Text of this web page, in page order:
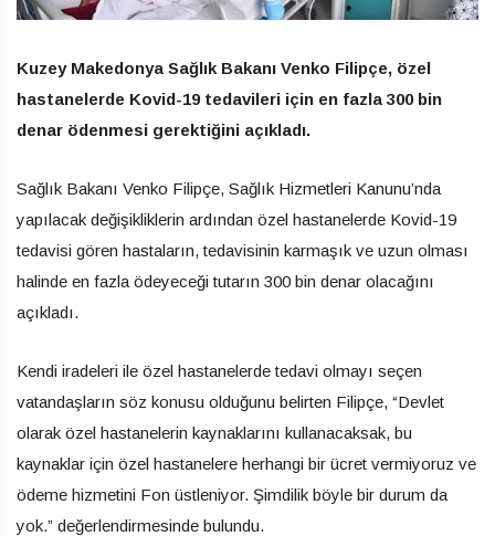
Kuzey Makedonya Sağlık Bakanı Venko Filipçe, özel
hastanelerde Kovid-19 tedavileri için en fazla 300 bin
denar ödenmesi gerektiğini açıkladı.
Sağlık Bakanı Venko Filipçe, Sağlık Hizmetleri Kanunu’nda
yapılacak değişikliklerin ardından özel hastanelerde Kovid-19
tedavisi gören hastaların, tedavisinin karmaşık ve uzun olması
halinde en fazla ödeyeceği tutarın 300 bin denar olacağını
açıkladı.
Kendi iradeleri ile özel hastanelerde tedavi olmayı seçen
vatandaşların söz konusu olduğunu belirten Filipçe, “Devlet
olarak özel hastanelerin kaynaklarını kullanacaksak, bu
kaynaklar için özel hastanelere herhangi bir ücret vermiyoruz ve
ödeme hizmetini Fon üstleniyor. Şimdilik böyle bir durum da
yok.” değerlendirmesinde bulundu.